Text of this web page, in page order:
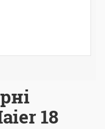
18